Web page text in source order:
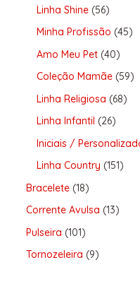
Linha Shine 56
Minha Profissão 45
Amo Meu Pet 40
Coleção Mamãe 59
Linha Religiosa 68
Linha Infantil 26
Iniciais /
Linha Country 151
Bracelete 18
Corrente Avulsa 13
Pulseira 101
Tornozeleira 9